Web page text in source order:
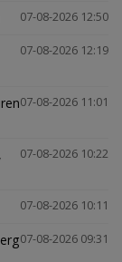
07-08-2026 12:50
07-08-2026 12:19
07-08-2026 11:01
07-08-2026 10:22
07-08-2026 10:11
07-08-2026 09:31